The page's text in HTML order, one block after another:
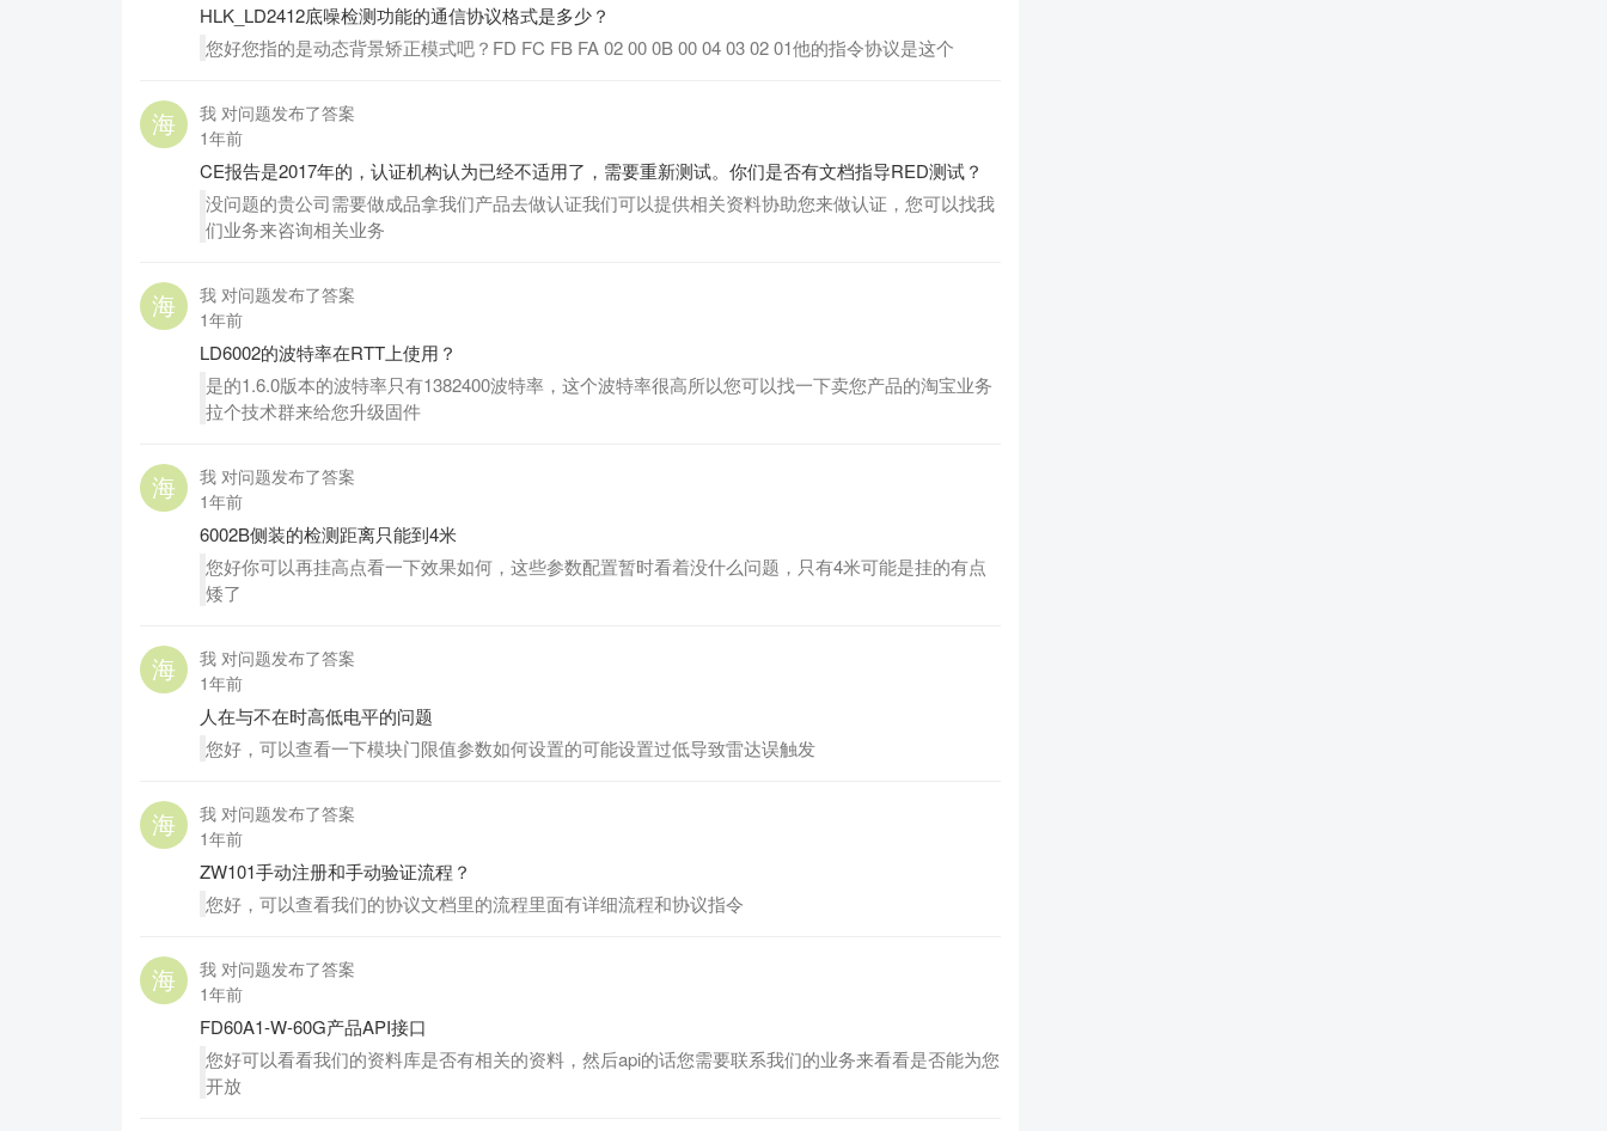
HLK_LD2412底噪检测功能的通信协议格式是多少？
您好您指的是动态背景矫正模式吧？FD FC FB FA 02 00 0B 00 04 03 02 01他的指令协议是这个
我 对问题发布了答案
1年前
CE报告是2017年的，认证机构认为已经不适用了，需要重新测试。你们是否有文档指导RED测试？
没问题的贵公司需要做成品拿我们产品去做认证我们可以提供相关资料协助您来做认证，您可以找我
们业务来咨询相关业务
我 对问题发布了答案
1年前
LD6002的波特率在RTT上使用？
是的1.6.0版本的波特率只有1382400波特率，这个波特率很高所以您可以找一下卖您产品的淘宝业务
拉个技术群来给您升级固件
我 对问题发布了答案
1年前
6002B侧装的检测距离只能到4米
您好你可以再挂高点看一下效果如何，这些参数配置暂时看着没什么问题，只有4米可能是挂的有点
矮了
我 对问题发布了答案
1年前
人在与不在时高低电平的问题
您好，可以查看一下模块门限值参数如何设置的可能设置过低导致雷达误触发
我 对问题发布了答案
1年前
ZW101手动注册和手动验证流程？
您好，可以查看我们的协议文档里的流程里面有详细流程和协议指令
我 对问题发布了答案
1年前
FD60A1-W-60G产品API接口
您好可以看看我们的资料库是否有相关的资料，然后api的话您需要联系我们的业务来看看是否能为您
开放